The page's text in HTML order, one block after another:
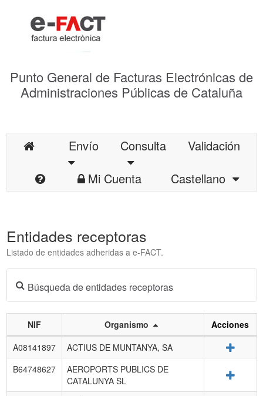
Punto General de Facturas Electrónicas de
Administraciones Públicas de Cataluña
Envío Consulta
Validación
Mi Cuenta
Castellano
Entidades receptoras
Listado de entidades adheridas a e-FACT.
Búsqueda de entidades receptoras
Listado
de
entidades
NIF Organismo
Acciones
A08141897
ACTIUS DE MUNTANYA, SA
B64748627
AEROPORTS PUBLICS DE
CATALUNYA SL